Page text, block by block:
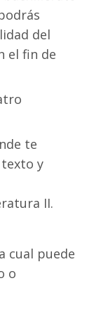
del
el fin de
te
y
II.
cual puede
o